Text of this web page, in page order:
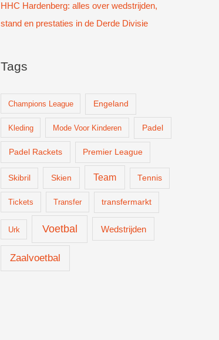
HHC Hardenberg: alles over wedstrijden,
stand en prestaties in de Derde Divisie
Tags
Champions League Engeland
Kleding Mode Voor Kinderen Padel
Padel Rackets Premier League
Skibril Skien Team Tennis
Tickets Transfer transfermarkt
Urk Voetbal Wedstrijden
Zaalvoetbal